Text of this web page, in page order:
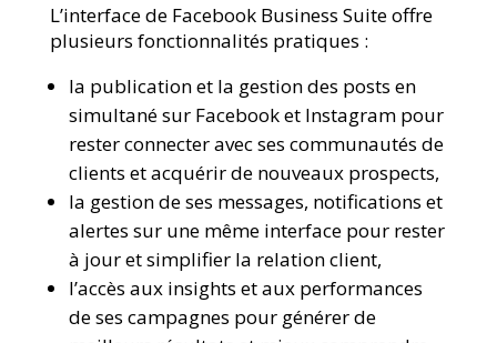
L’interface de Facebook Business Suite offre
plusieurs fonctionnalités pratiques :
la publication et la gestion des posts en
simultané sur Facebook et Instagram pour
rester connecter avec ses communautés de
clients et acquérir de nouveaux prospects,
la gestion de ses messages, notifications et
alertes sur une même interface pour rester
à jour et simplifier la relation client,
l’accès aux insights et aux performances
de ses campagnes pour générer de